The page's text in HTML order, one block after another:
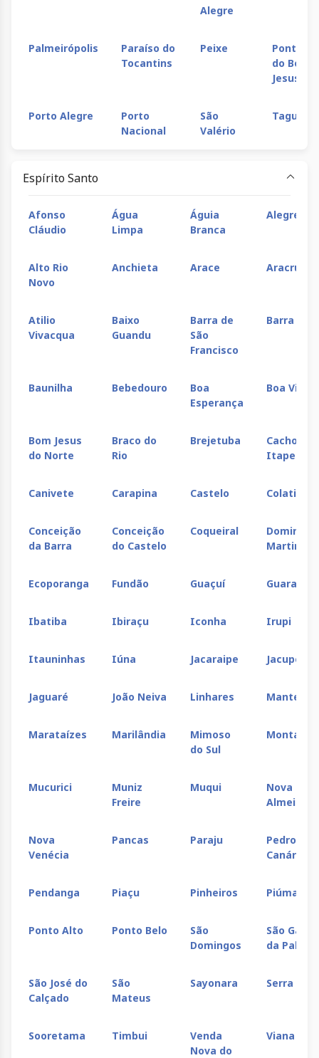
Alegre
Palmeirópolis
Paraíso do
Tocantins
Peixe
Ponte
do Bom
Jesus
Porto Alegre
Porto
Nacional
São
Valério
Espírito Santo
Afonso
Cláudio
Água
Limpa
Águia
Branca
Alegre
Alto Rio
Novo
Anchieta Arace Aracruz
Atilio
Vivacqua
Baixo
Guandu
Barra de
São
Francisco
Barra do
Baunilha Bebedouro
Boa
Esperança
Boa Vista
Bom Jesus
do Norte
Braco do
Rio
Brejetuba
Canivete Carapina Castelo Colatina
Conceição
da Barra
Conceição
do Castelo
Coqueiral
Domingos
Martins
Ecoporanga Fundão Guaçuí Guarapari
Ibatiba Ibiraçu Iconha Irupi
Itauninhas Iúna Jacaraipe
Jaguaré João Neiva Linhares
Marataízes Marilândia
Mimoso
do Sul
Montanha
Mucurici
Muniz
Freire
Muqui
Nova
Almeida
Nova
Venécia
Pancas Paraju
Pedro
Canário
Pendanga Piaçu Pinheiros Piúma
Ponto Alto Ponto Belo
São
Domingos
São
da Palha
São José do
Calçado
São
Mateus
Sayonara Serra
Sooretama Timbui
Venda
Nova do
Viana